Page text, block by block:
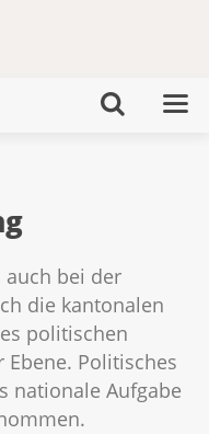
auch bei der
die kantonalen
politischen
Politisches
nationale Aufgabe